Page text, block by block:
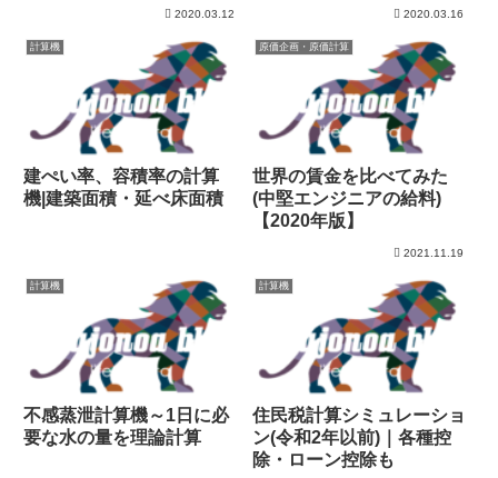
2020.03.12 2020.03.16
計算機
建ぺい率、容積率の計算
機|建築面積・延べ床面積
原価企画・原価計算
世界の賃金を比べてみた
(中堅エンジニアの給料)
【2020年版】
2021.11.19
計算機
不感蒸泄計算機～1日に必
要な水の量を理論計算
計算機
住民税計算シミュレーショ
ン(令和2年以前)｜各種控
除・ローン控除も